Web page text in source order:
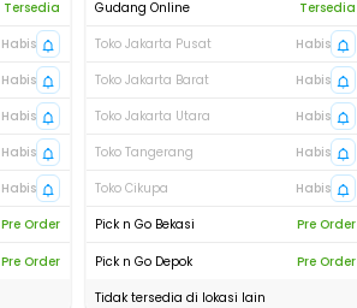
Tersedia
Habis
Habis
Habis
Habis
Habis
Pre Order
Pre Order
Gudang Online
Tersedia
Toko Jakarta Pusat
Habis
Toko Jakarta Barat
Habis
Toko Jakarta Utara
Habis
Toko Tangerang
Habis
Toko Cikupa
Habis
Pick n Go Bekasi
Pre Order
Pick n Go Depok
Pre Order
Tidak tersedia di lokasi lain